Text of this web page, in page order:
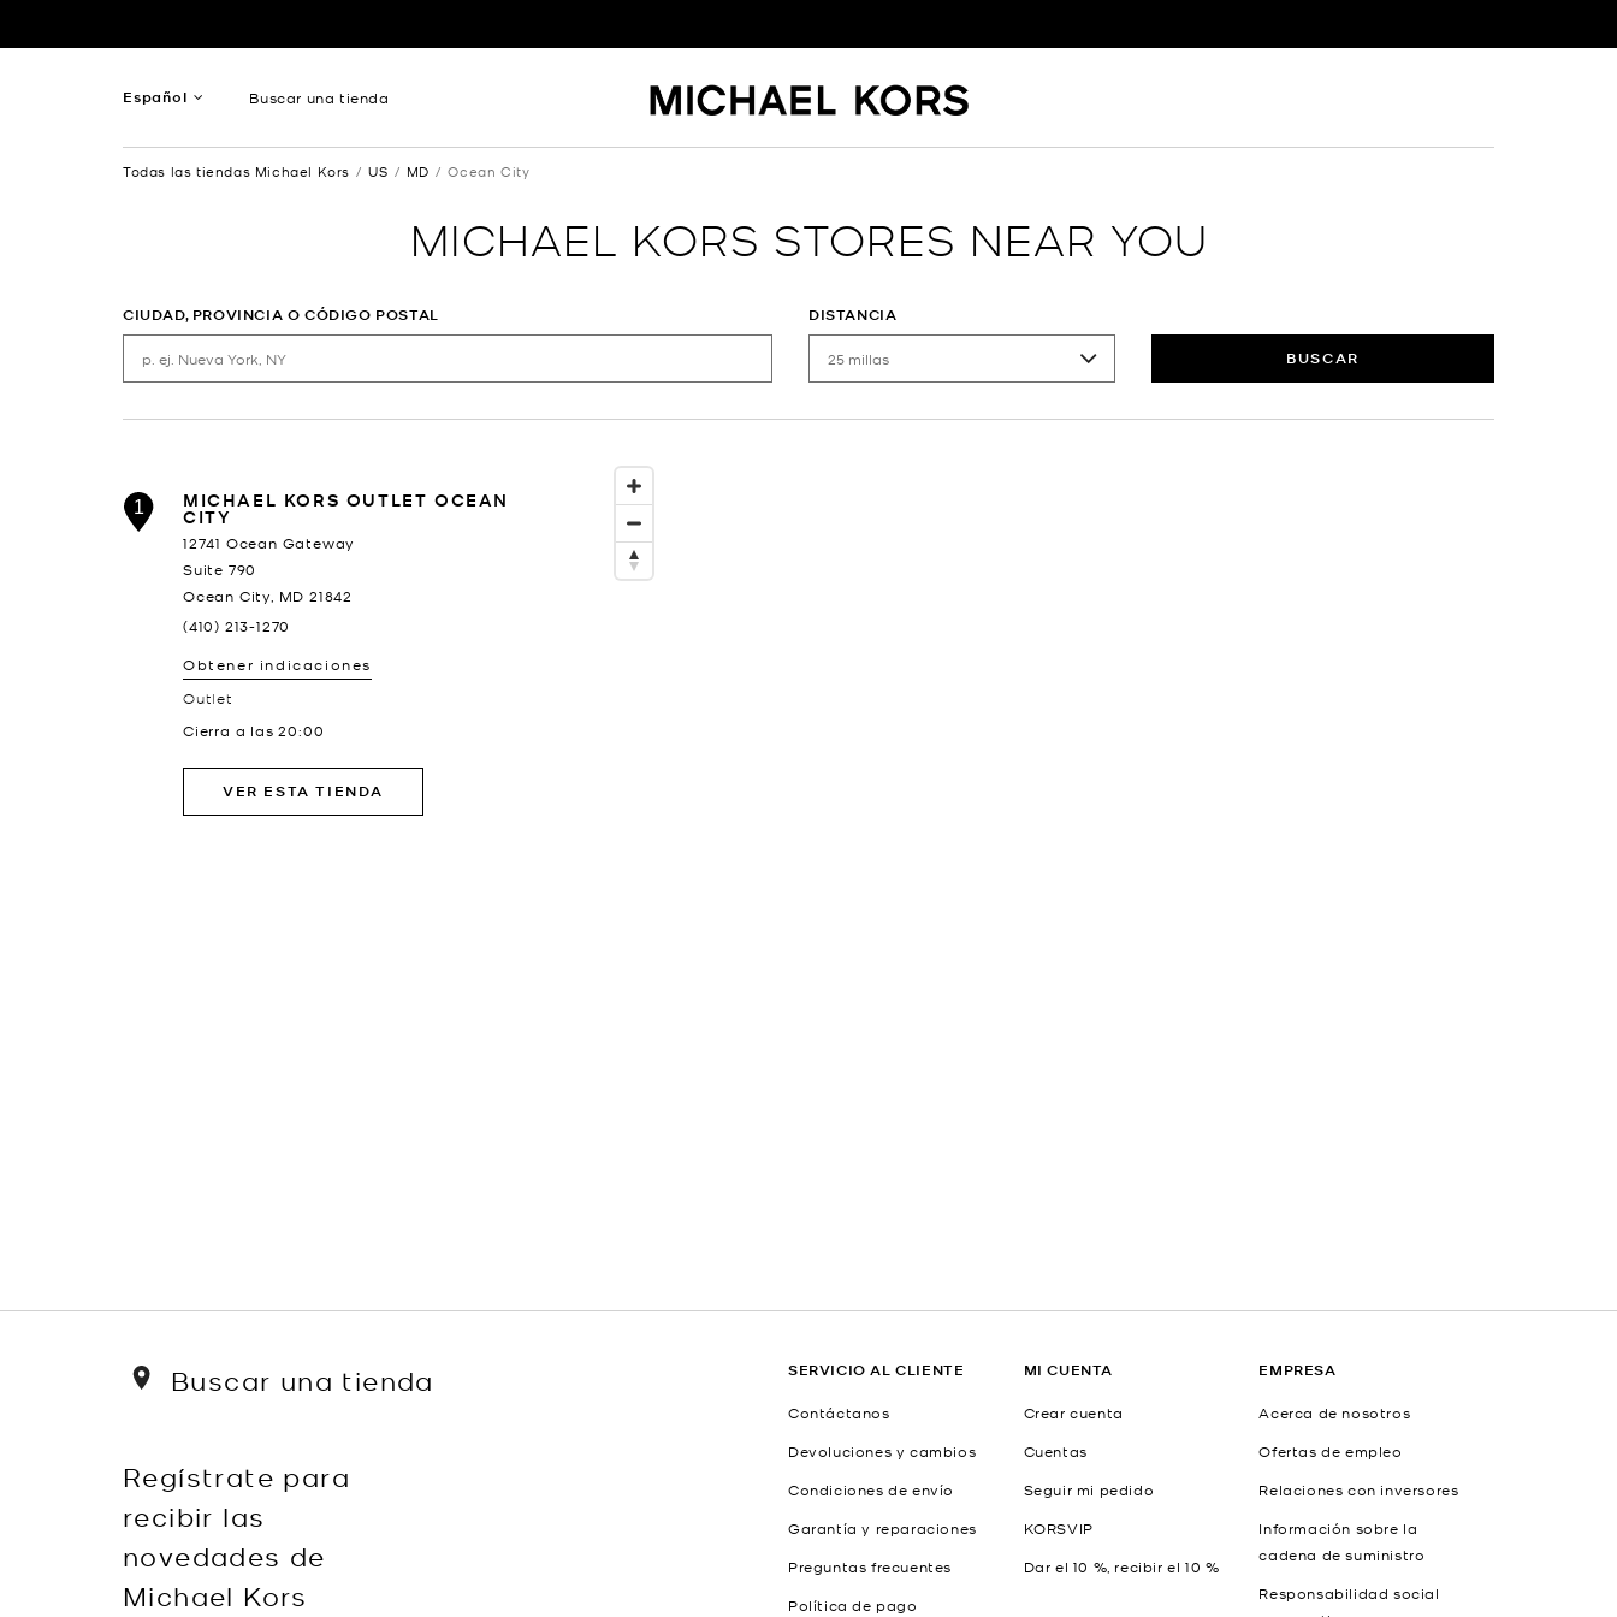
Español Buscar una tienda
Todas las tiendas Michael Kors US MD Ocean City
MICHAEL KORS STORES NEAR YOU
CIUDAD, PROVINCIA O CÓDIGO POSTAL DISTANCIA
BUSCAR
1 MICHAEL KORS OUTLET OCEAN
CITY
12741 Ocean Gateway
Suite 790
Ocean City MD 21842
(410) 213-1270
Obtener indicaciones
Outlet
Cierra a las20:00
VER ESTA TIENDA
Buscar una tienda
Regístrate para
recibir las
novedades de
Michael Kors
SERVICIO AL CLIENTE
Contáctanos
Devoluciones y cambios
Condiciones de envío
Garantía y reparaciones
Preguntas frecuentes
Política de pago
MI CUENTA
Crear cuenta
Cuentas
Seguir mi pedido
KORSVIP
Dar el 10 %, recibir el 10 %
EMPRESA
Acerca de nosotros
Ofertas de empleo
Relaciones con inversores
Información sobre la
cadena de suministro
Responsabilidad social